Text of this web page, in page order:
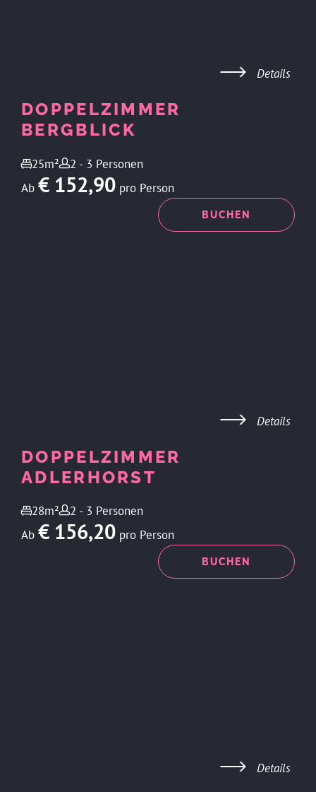
DOPPELZIMMER
BERGBLICK
25m²
2 - 3 Personen
Ab € 152,90 pro Person
BUCHEN
Details
DOPPELZIMMER
ADLERHORST
28m²
2 - 3 Personen
Ab € 156,20 pro Person
BUCHEN
Details
Details